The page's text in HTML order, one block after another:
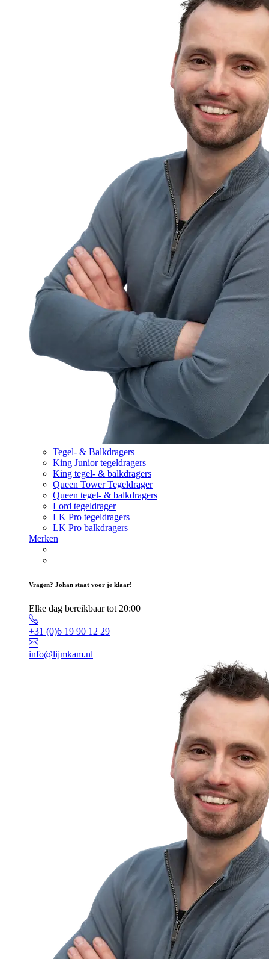
Tegel- & Balkdragers
King Junior tegeldragers
King tegel- & balkdragers
Queen Tower Tegeldrager
Queen tegel- & balkdragers
Lord tegeldrager
LK Pro tegeldragers
LK Pro balkdragers
Merken
Vragen? Johan staat voor je klaar!
Elke dag bereikbaar tot 20:00
+31 (0)6 19 90 12 29
info@lijmkam.nl